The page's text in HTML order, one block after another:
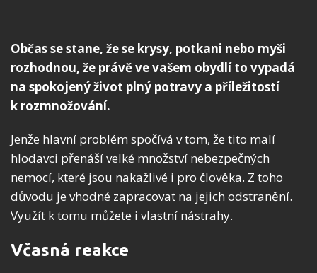
Občas se stane, že se krysy, potkani nebo myši
rozhodnou, že právě ve vašem obydlí to vypadá
na spokojený život plný potravy a příležitostí
k rozmnožování.
Jenže hlavní problém spočívá v tom, že tito malí
hlodavci přenáší velké množství nebezpečných
nemocí, které jsou nakažlivé i pro člověka. Z toho
důvodu je vhodné zapracovat na jejich odstranění.
Využít k tomu můžete i vlastní nástrahy.
Včasná reakce